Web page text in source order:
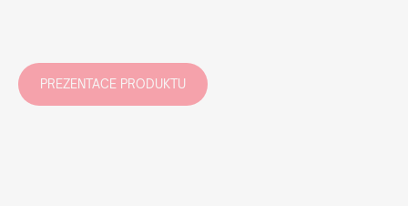
PREZENTACE PRODUKTU